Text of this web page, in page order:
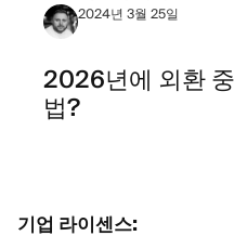
2024년 3월 25일
2026년에 외환
법?
기업 라이센스: